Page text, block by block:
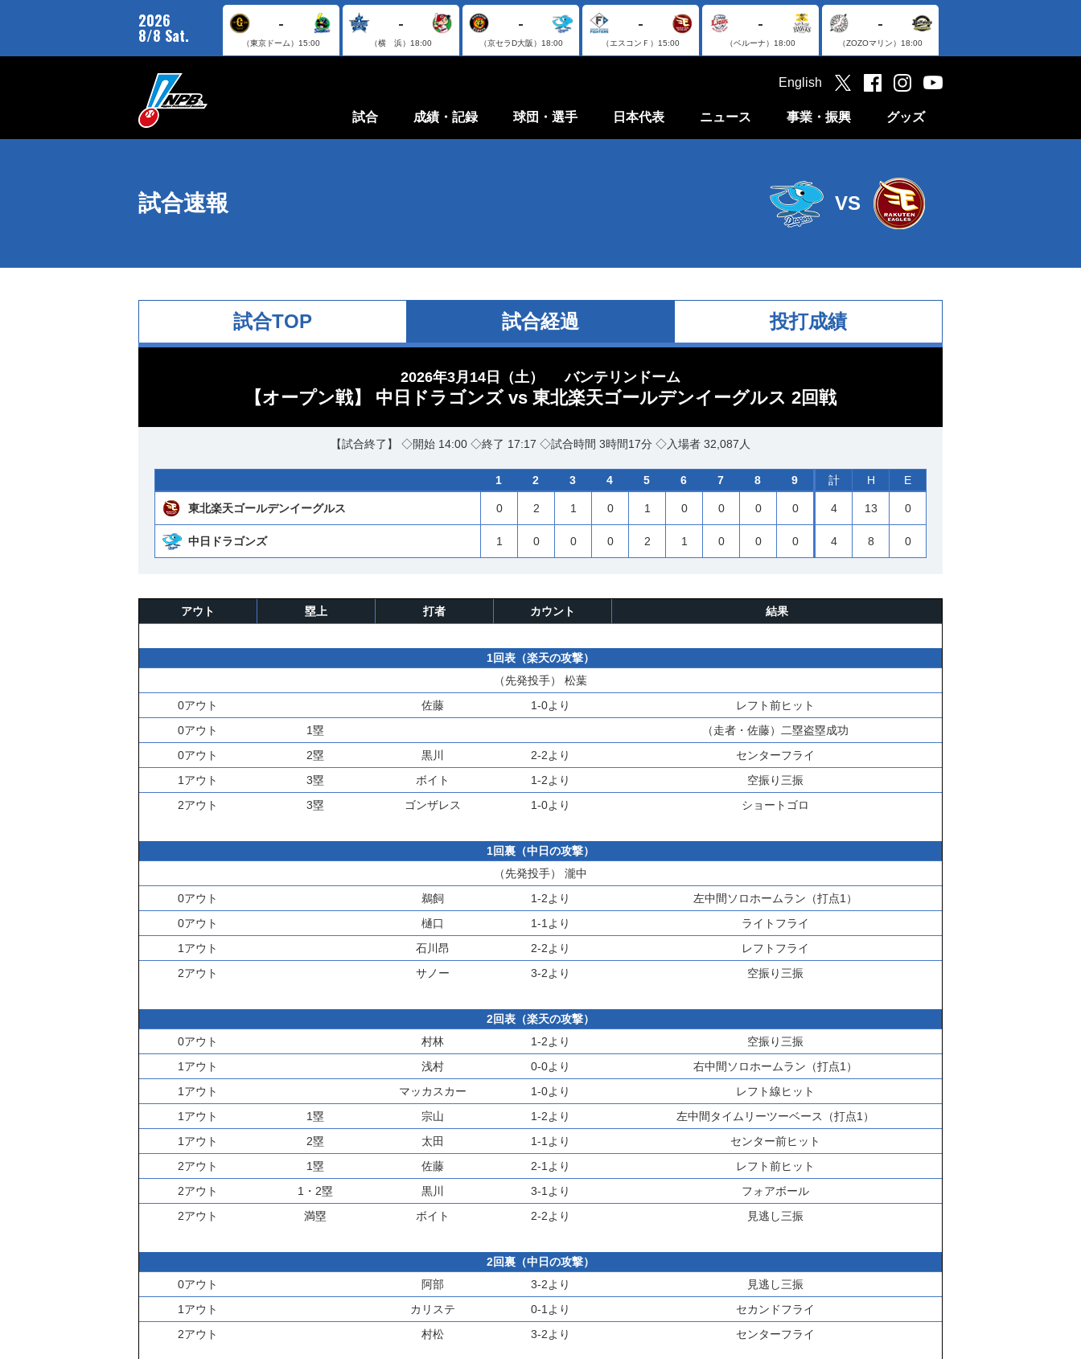
2026
8/8 Sat.
-
（東京ドーム） 15:00
-
（横 浜） 18:00
-
（京セラD大阪） 18:00
-
（エスコンＦ） 15:00
-
（ベルーナ） 18:00
-
（ZOZOマリン） 18:00
試合 成績・記録 球団・選手 日本代表 ニュース 事業・振興 グッズ
English
試合速報 VS
試合TOP 試合経過 投打成績
2026年3月14日（土） バンテリンドーム
【オープン戦】 中日ドラゴンズ vs 東北楽天ゴールデンイーグルス 2回戦
【試合終了】 ◇開始 14:00 ◇終了 17:17 ◇試合時間 3時間17分 ◇入場者 32,087人
1 2 3 4 5 6 7 8 9 計 H E
東北楽天ゴールデンイーグルス 0 2 1 0 1 0 0 0 0 4 13 0
中日ドラゴンズ 1 0 0 0 2 1 0 0 0 4 8 0
アウト 塁上 打者 カウント 結果
1回表（楽天の攻撃）
（先発投手） 松葉
0アウト
佐藤 1-0より
レフト前ヒット
0アウト
1塁 （走者・ 佐藤）二塁盗塁成功
0アウト
2塁 黒川 2-2より
センターフライ
1アウト
3塁 ボイト 1-2より
空振り三振
2アウト
3塁 ゴンザレス 1-0より ショートゴロ
1回裏（中日の攻撃）
（先発投手） 瀧中
0アウト
鵜飼 1-2より
左中間ソロホームラン（打点1）
0アウト
樋口 1-1より
ライトフライ
1アウト
石川昂 2-2より
レフトフライ
2アウト
サノー 3-2より 空振り三振
2回表（楽天の攻撃）
0アウト
村林 1-2より
空振り三振
1アウト
浅村 0-0より
右中間ソロホームラン（打点1）
1アウト
マッカスカー 1-0より
レフト線ヒット
1アウト
1塁 宗山 1-2より
左中間タイムリーツーベース（打点1）
1アウト
2塁 太田 1-1より
センター前ヒット
2アウト
1塁 佐藤 2-1より
レフト前ヒット
2アウト
1・2塁 黒川 3-1より
フォアボール
2アウト
満塁 ボイト 2-2より 見逃し三振
2回裏（中日の攻撃）
0アウト
阿部 3-2より
見逃し三振
1アウト
カリステ 0-1より
セカンドフライ
2アウト
村松 3-2より センターフライ